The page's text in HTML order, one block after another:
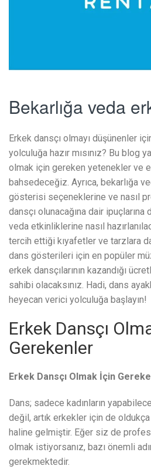
Bekarlığa veda
Erkek dansçı olmayı düşünenler
yolculuğa hazır mısınız? Bu blog
olmak için gereken yetenekler ve
bahsedeceğiz. Ayrıca, bekarlığa
gösterisi seçeneklerine ve nasıl
dansçı olunacağına dair
veda etkinliklerine nasıl
tercih ettiği kıyafetler ve tarzlara
dans gösterileri için en popüler
erkek dansçılarının kazandığı
sahibi olacaksınız. Hadi, dans
heyecan verici yolculuğa başlayın!
Erkek Dansçı
Gerekenler
Erkek Dansçı Olmak İçin
Dans; sadece kadınların
değil, artık erkekler için de
haline gelmiştir. Eğer siz de
olmak istiyorsanız, bazı önemli
gerekmektedir.